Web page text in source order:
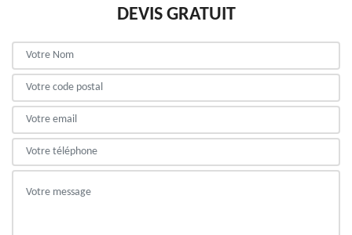
DEVIS GRATUIT